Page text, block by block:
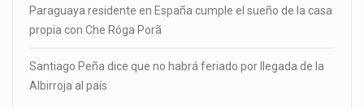
Paraguaya residente en España cumple el sueño de la casa
propia con Che Róga Porã
Santiago Peña dice que no habrá feriado por llegada de la
Albirroja al país